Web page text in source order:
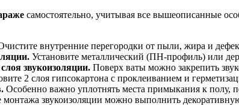
самостоятельно, учитывая все вышеописанные
внутренние перегородки от пыли, жира и
Установите металлический (ПН-профиль) или
звукоизоляции. Поверх ваты можно закрепить
2 слоя гипсокартона с проклеиванием и
Особенно важно уплотнять места примыкания к полу,
монтажа звукоизоляции можно выполнить